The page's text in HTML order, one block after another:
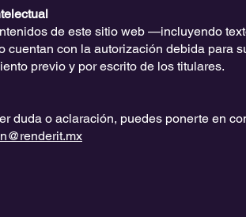
de este sitio web —incluyendo
cuentan con la autorización debida para
previo y por escrito de los titulares.
duda o aclaración, puedes ponerte en